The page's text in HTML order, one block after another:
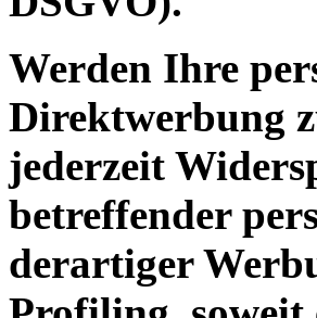
Werden Ihre
Direktwerbung
jederzeit
betreffender
derartiger